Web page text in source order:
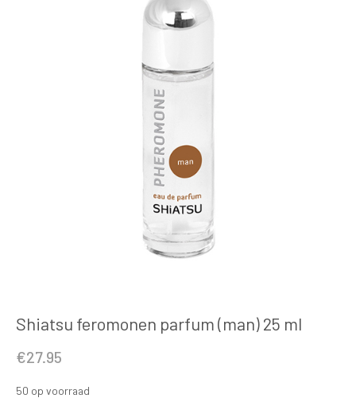
Shiatsu feromonen parfum (man) 25 ml
€27.95
50 op voorraad